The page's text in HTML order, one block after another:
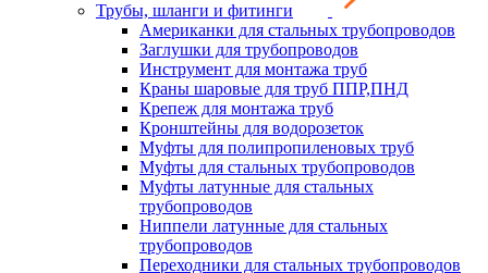
Трубы, шланги и фитинги
Американки для стальных трубопроводов
Заглушки для трубопроводов
Инструмент для монтажа труб
Краны шаровые для труб ППР,ПНД
Крепеж для монтажа труб
Кронштейны для водорозеток
Муфты для полипропиленовых труб
Муфты для стальных трубопроводов
Муфты латунные для стальных
трубопроводов
Ниппели латунные для стальных
трубопроводов
Переходники для стальных трубопроводов